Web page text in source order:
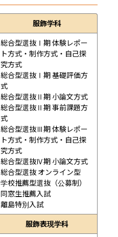
服飾学科
総合型選抜Ⅰ期 体験レポー
ト方式・制作方式・自己探
究方式
総合型選抜Ⅰ期 基礎評価方
式
総合型選抜Ⅱ期 小論文方式
総合型選抜Ⅱ期 事前課題方
式
総合型選抜Ⅲ期 体験レポー
ト方式・制作方式・自己探
究方式
総合型選抜Ⅳ期 小論文方式
総合型選抜 オンライン型
学校推薦型選抜（公募制）
同窓生推薦入試
離島特別入試
服飾表現学科